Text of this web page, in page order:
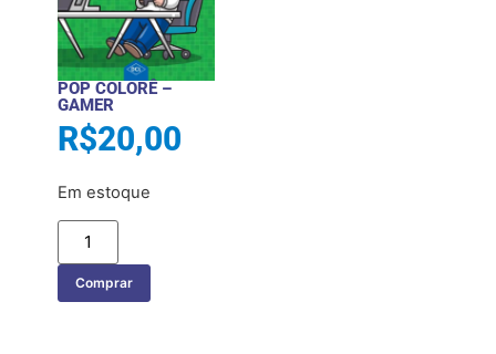
POP COLORÊ –
GAMER
R$20,00
Em estoque
Comprar